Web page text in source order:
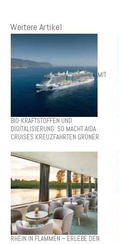
Weitere Artikel
MIT
BIO-KRAFTSTOFFEN UND
DIGITALISIERUNG: SO MACHT AIDA
CRUISES KREUZFAHRTEN GRÜNER
RHEIN IN FLAMMEN – ERLEBE DEN